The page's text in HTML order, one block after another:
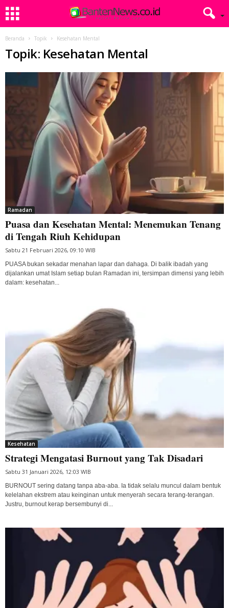
Beranda Topik Kesehatan Mental
Topik: Kesehatan Mental
Ramadan
Puasa dan Kesehatan Mental: Menemukan Tenang
di Tengah Riuh Kehidupan
Sabtu 21 Februari 2026, 09:10 WIB
PUASA bukan sekadar menahan lapar dan dahaga. Di balik ibadah yang
dijalankan umat Islam setiap bulan Ramadan ini, tersimpan dimensi yang lebih
dalam: kesehatan...
Kesehatan
Strategi Mengatasi Burnout yang Tak Disadari
Sabtu 31 Januari 2026, 12:03 WIB
BURNOUT sering datang tanpa aba-aba. Ia tidak selalu muncul dalam bentuk
kelelahan ekstrem atau keinginan untuk menyerah secara terang-terangan.
Justru, burnout kerap bersembunyi di...